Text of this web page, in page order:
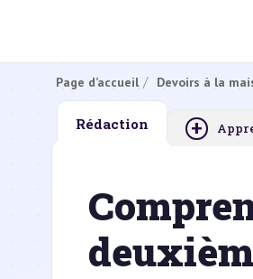
Page d’accueil Devoirs à la
Rédaction +